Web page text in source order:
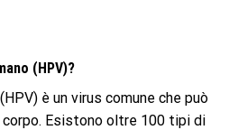
(HPV)?
è un virus comune che può
Esistono oltre 100 tipi di